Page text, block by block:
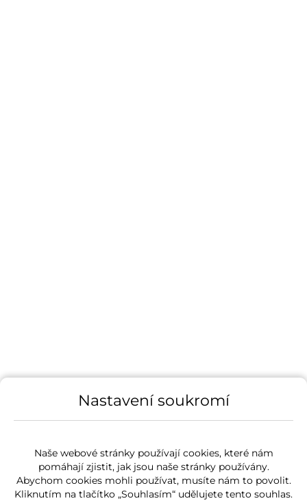
Nastavení soukromí
Naše webové stránky používají cookies, které nám
pomáhají zjistit, jak jsou naše stránky používány.
Abychom cookies mohli používat, musíte nám to povolit.
Kliknutím na tlačítko „Souhlasím“ udělujete tento souhlas.